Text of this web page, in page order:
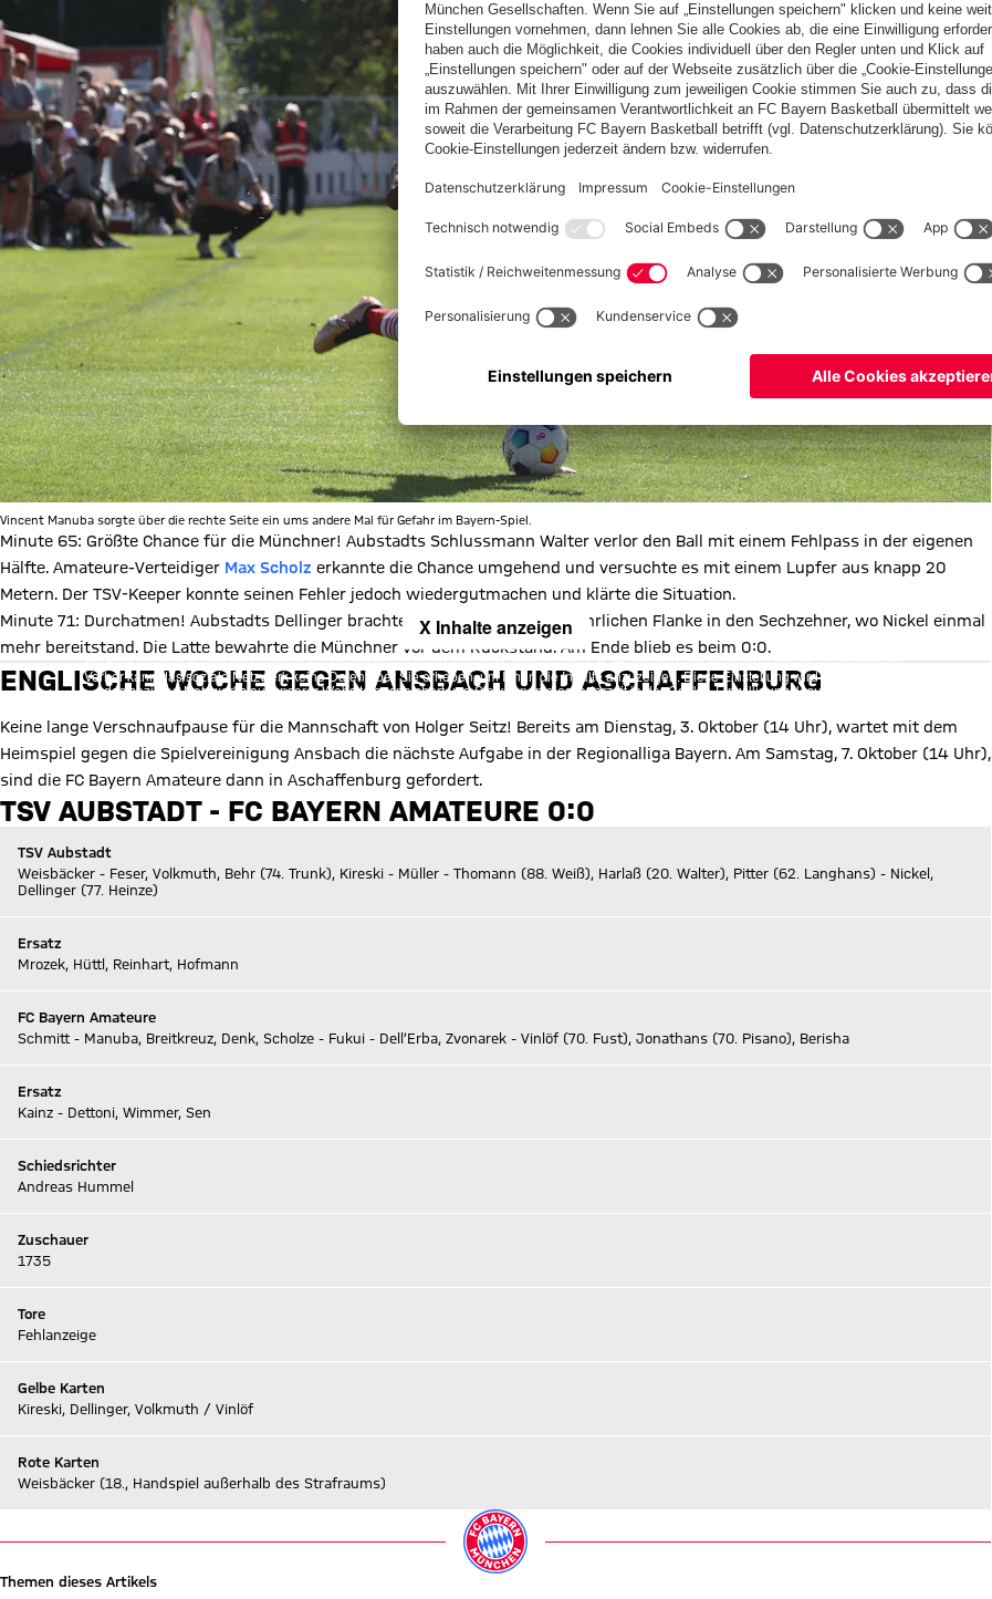
Vincent Manuba sorgte über die rechte Seite ein ums andere Mal für Gefahr im Bayern-Spiel.
Minute 65: Größte Chance für die Münchner! Aubstadts Schlussmann Walter verlor den Ball mit einem Fehlpass in der eigenen
Hälfte. Amateure-Verteidiger Max Scholz erkannte die Chance umgehend und versuchte es mit einem Lupfer aus knapp 20
Metern. Der TSV-Keeper konnte seinen Fehler jedoch wiedergutmachen und klärte die Situation.
Minute 71: Durchatmen! Aubstadts Dellinger brachte den Ball mit einer gefährlichen Flanke in den Sechzehner, wo Nickel einmal
mehr bereitstand. Die Latte bewahrte die Münchner vor dem Rückstand. Am Ende blieb es beim 0:0.
X Inhalte anzeigen
Mit Klick auf den Button ermöglichen Sie es diesem sozialen Netzwerk, Ihre Daten (z. B. IP-Adresse) mit Hilfe von Cookies zu verarbeiten.
Vorher kann das soziale Netzwerk keine Daten über Sie erheben, um Ihnen die Inhalte anzuzeigen. Diese Einstellung wird für alle Inhalte
des sozialen Netzwerks auf unserer Website gespeichert und Sie können dies jederzeit in derCookie-Einwilligungslösung
ENGLISCHE WOCHE GEGEN ANSBACH UND ASCHAFFENBURG
Keine lange Verschnaufpause für die Mannschaft von Holger Seitz! Bereits am Dienstag, 3. Oktober (14 Uhr), wartet mit dem
Heimspiel gegen die Spielvereinigung Ansbach die nächste Aufgabe in der Regionalliga Bayern. Am Samstag, 7. Oktober (14 Uhr),
sind die FC Bayern Amateure dann in Aschaffenburg gefordert.
TSV AUBSTADT - FC BAYERN AMATEURE 0:0
TSV Aubstadt
Weisbäcker - Feser, Volkmuth, Behr (74. Trunk), Kireski - Müller - Thomann (88. Weiß), Harlaß (20. Walter), Pitter (62. Langhans) - Nickel,
Dellinger (77. Heinze)
Ersatz
Mrozek, Hüttl, Reinhart, Hofmann
FC Bayern Amateure
Schmitt - Manuba, Breitkreuz, Denk, Scholze - Fukui - Dell’Erba, Zvonarek - Vinlöf (70. Fust), Jonathans (70. Pisano), Berisha
Ersatz
Kainz - Dettoni, Wimmer, Sen
Schiedsrichter
Andreas Hummel
Zuschauer
1735
Tore
Fehlanzeige
Gelbe Karten
Kireski, Dellinger, Volkmuth / Vinlöf
Rote Karten
Weisbäcker (18., Handspiel außerhalb des Strafraums)
Themen dieses Artikels